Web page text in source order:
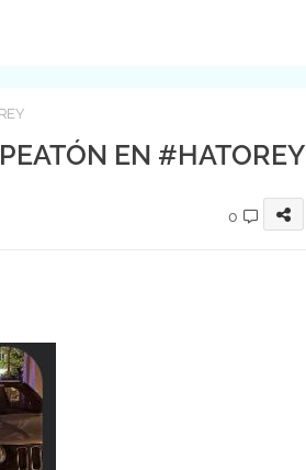
EN #HATOREY
0